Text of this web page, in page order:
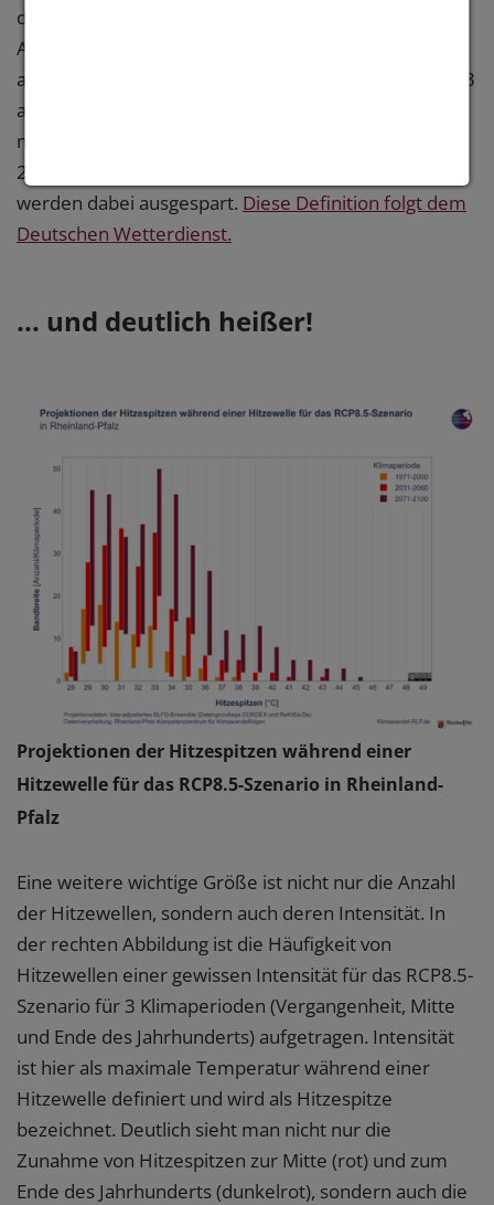
die Temperatur definiert, im Gegensatz zur oberen
Auswertung für die Station Trier. Eine Hitzewelle tritt
auf, wenn die maximale Temperatur an mindestens 3
aufeinanderfolgenden Tagen das 98. Perzentil der
maximalen Temperatur zwischen 1961-1990 und
28°C überschreitet. Unterbrechungen von 1 Tag
werden dabei ausgespart. Diese Definition folgt dem
Deutschen Wetterdienst.
... und deutlich heißer!
Projektionen der Hitzespitzen während einer
Hitzewelle für das RCP8.5-Szenario in Rheinland-
Pfalz
Eine weitere wichtige Größe ist nicht nur die Anzahl
der Hitzewellen, sondern auch deren Intensität. In
der rechten Abbildung ist die Häufigkeit von
Hitzewellen einer gewissen Intensität für das RCP8.5-
Szenario für 3 Klimaperioden (Vergangenheit, Mitte
und Ende des Jahrhunderts) aufgetragen. Intensität
ist hier als maximale Temperatur während einer
Hitzewelle definiert und wird als Hitzespitze
bezeichnet. Deutlich sieht man nicht nur die
Zunahme von Hitzespitzen zur Mitte (rot) und zum
Ende des Jahrhunderts (dunkelrot), sondern auch die